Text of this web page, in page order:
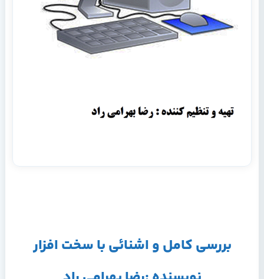
ﺑﺮرﺳﯽ ﮐﺎﻣﻞ و اﺷﻨﺎﺋﯽ ﺑﺎ ﺳﺨﺖ اﻓﺰار